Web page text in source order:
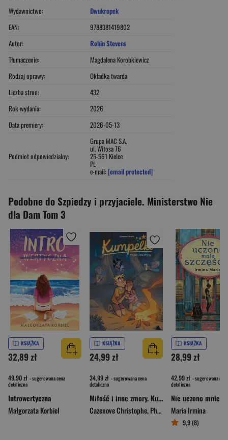
Wydawnictwo:
Dwukropek
EAN:
9788381419802
Autor:
Robin Stevens
Tłumaczenie:
Magdalena Korobkiewicz
Rodzaj oprawy:
Okładka twarda
Liczba stron:
432
Rok wydania:
2026
Data premiery:
2026-05-13
Podmiot odpowiedzialny:
Grupa MAC S.A.
ul. Witosa 76
25-561 Kielce
PL
e-mail: [email protected]
Podobne do Szpiedzy i przyjaciele. Ministerstwo Nie
dla Dam Tom 3
KSIĄŻKA
32,89 zł
49,90 zł - sugerowana cena
detaliczna
Introwertyczna
Małgorzata Korbiel
KSIĄŻKA
24,99 zł
34,99 zł - sugerowana cena
detaliczna
Miłość i inne zmory. Kumpelki. Tom 13
Cazenove Christophe,Philippe Fenech
KSIĄŻKA
28,99 zł
42,99 zł - sugerowana cena
detaliczna
Maria Irmina
9,9 (8)